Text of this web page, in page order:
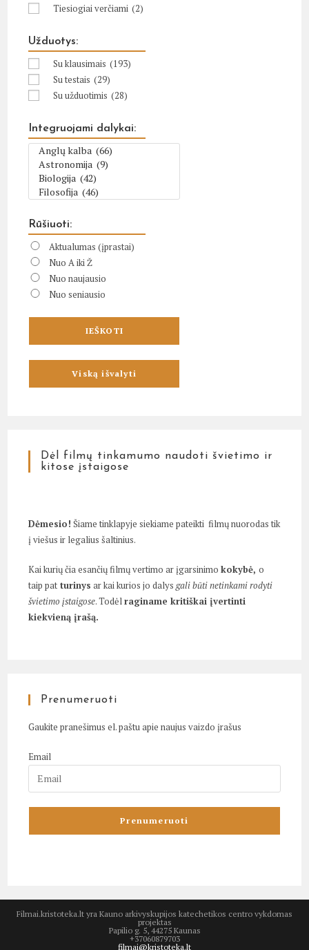
Tiesiogiai verčiami (2)
Užduotys:
Su klausimais (193)
Su testais (29)
Su užduotimis (28)
Integruojami dalykai:
Rūšiuoti:
Aktualumas (įprastai)
Nuo A iki Ž
Nuo naujausio
Nuo seniausio
Dėl filmų tinkamumo naudoti švietimo ir
kitose įstaigose
Dėmesio! Šiame tinklapyje siekiame pateikti filmų nuorodas tik
į viešus ir legalius šaltinius.
Kai kurių čia esančių filmų vertimo ar įgarsinimokokybė,o
taip pat turinys ar kai kurios jo dalys gali būti netinkami rodyti
švietimo įstaigose. Todėlraginame kritiškai įvertinti
kiekvieną įrašą.
Prenumeruoti
Gaukite pranešimus el. paštu apie naujus vaizdo įrašus
Email
Filmai.kristoteka.lt yra Kauno arkivyskupijos katechetikos centro vykdomas
projektas
Papilio g. 5, 44275 Kaunas
+37060879703
filmai@kristoteka.lt